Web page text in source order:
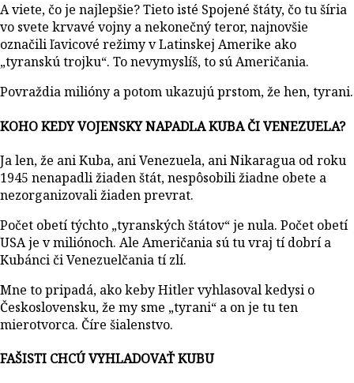
A viete, čo je najlepšie? Tieto isté Spojené štáty, čo tu šíria
vo svete krvavé vojny a nekonečný teror, najnovšie
označili ľavicové režimy v Latinskej Amerike ako
„tyranskú trojku“. To nevymyslíš, to sú Američania.
Povraždia milióny a potom ukazujú prstom, že hen, tyrani.
KOHO KEDY VOJENSKY NAPADLA KUBA ČI VENEZUELA?
Ja len, že ani Kuba, ani Venezuela, ani Nikaragua od roku
1945 nenapadli žiaden štát, nespôsobili žiadne obete a
nezorganizovali žiaden prevrat.
Počet obetí týchto „tyranských štátov“ je nula. Počet obetí
USA je v miliónoch. Ale Američania sú tu vraj tí dobrí a
Kubánci či Venezuelčania tí zlí.
Mne to pripadá, ako keby Hitler vyhlasoval kedysi o
Československu, že my sme „tyrani“ a on je tu ten
mierotvorca. Číre šialenstvo.
FAŠISTI CHCÚ VYHLADOVAŤ KUBU